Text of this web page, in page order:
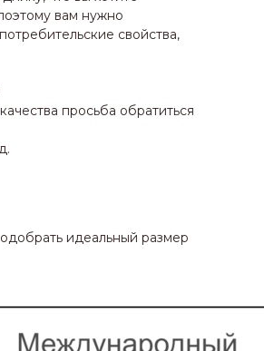
вам нужно
свойства,
просьба обратиться
идеальный размер